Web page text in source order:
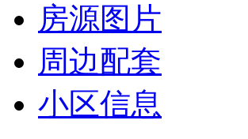
房源图片
周边配套
小区信息